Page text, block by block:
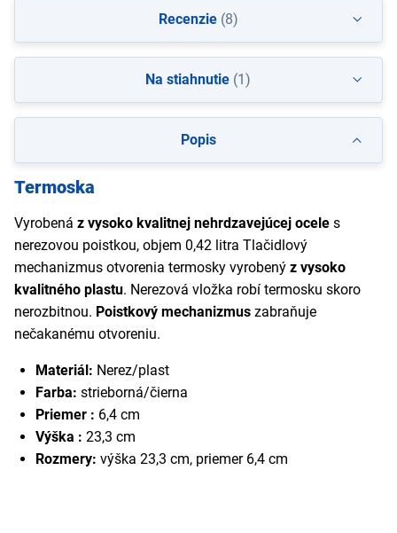
Popis
Termoska
Vyrobená z vysoko kvalitnej nehrdzavejúcej ocele s
nerezovou poistkou, objem 0,42 litra Tlačidlový
mechanizmus otvorenia termosky vyrobený z vysoko
kvalitného plastu. Nerezová vložka robí termosku skoro
nerozbitnou. Poistkový mechanizmus zabraňuje
nečakanému otvoreniu.
Materiál: Nerez/plast
Farba: strieborná/čierna
Priemer : 6,4 cm
Výška : 23,3 cm
Rozmery: výška 23,3 cm, priemer 6,4 cm
Recenzie(8)
Na stiahnutie (1)